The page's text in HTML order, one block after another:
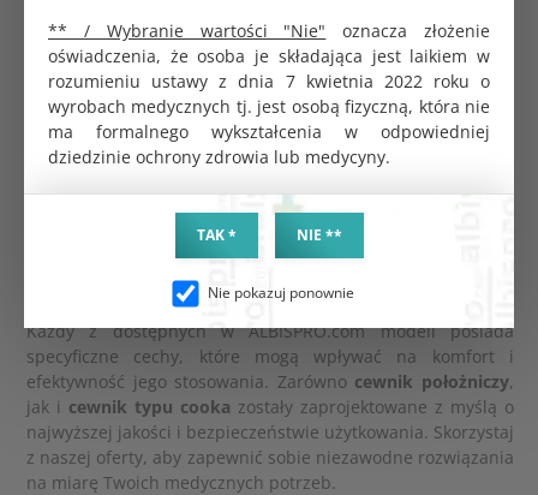
** / Wybranie wartości "Nie" oznacza złożenie
oświadczenia, że osoba je składająca jest laikiem w
rozumieniu ustawy z dnia 7 kwietnia 2022 roku o
wyrobach medycznych tj. jest osobą fizyczną, która nie
ma formalnego wykształcenia w odpowiedniej
dziedzinie ochrony zdrowia lub medycyny.
TAK * NIE **
Nie pokazuj ponownie
cewnika dwubalonowegow kontekście ginekologii lub
położnictwa, idealnym wyborem może być model
położniczy. Dzięki swojej konstrukcji pozwala on na
skuteczne i bezpieczne prowadzenie pacjentki przez proces
porodu. Z kolei, jeśli szukasz rozwiązania do
specjalistycznych procedur urologicznych, warto rozważyć
precyzją i łatwością użytkowania.
Kiedy zastanawiasz się, jaki
cewnik dwubalonowy
najlepszy dla Twoich potrzeb, zwróć uwagę na jego rozmiar
oraz kompatybilność z innymi urządzeniami medycznymi.
Każdy z dostępnych w ALBISPRO.com modeli posiada
specyficzne cechy, które mogą wpływać na komfort i
efektywność jego stosowania. Zarówno cewnik położniczy,
jak i cewnik typu cooka zostały zaprojektowane z myślą o
najwyższej jakości i bezpieczeństwie użytkowania. Skorzystaj
z naszej oferty, aby zapewnić sobie niezawodne rozwiązania
na miarę Twoich medycznych potrzeb.